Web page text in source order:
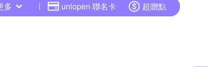
多 uniopen 聯名卡 超贈點